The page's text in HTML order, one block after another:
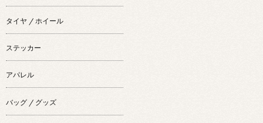
タイヤ / ホイール
ステッカー
アパレル
バッグ / グッズ